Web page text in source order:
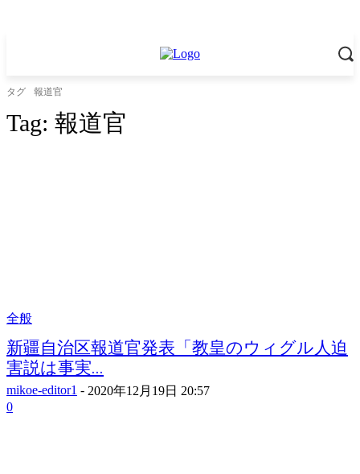
タグ 報道官
Tag: 報道官
全般
新疆自治区報道官発表「教皇のウィグル人迫
害説は事実...
mikoe-editor1 - 2020年12月19日 20:57
0